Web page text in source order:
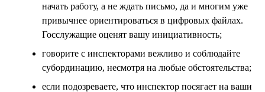
начать работу, а не ждать письмо, да и многим уже
привычнее ориентироваться в цифровых файлах.
Госслужащие оценят вашу инициативность;
говорите с инспекторами вежливо и соблюдайте
субординацию, несмотря на любые обстоятельства;
если подозреваете, что инспектор посягает на ваши